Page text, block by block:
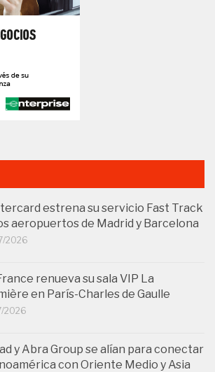
estrena su servicio Fast Track
aeropuertos de Madrid y Barcelona
2026
renueva su sala VIP La
en París-Charles de Gaulle
2026
y Abra Group se alían para conectar
con Oriente Medio y Asia